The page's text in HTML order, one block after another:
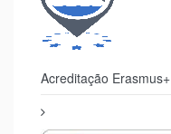
Acreditação Erasmus+